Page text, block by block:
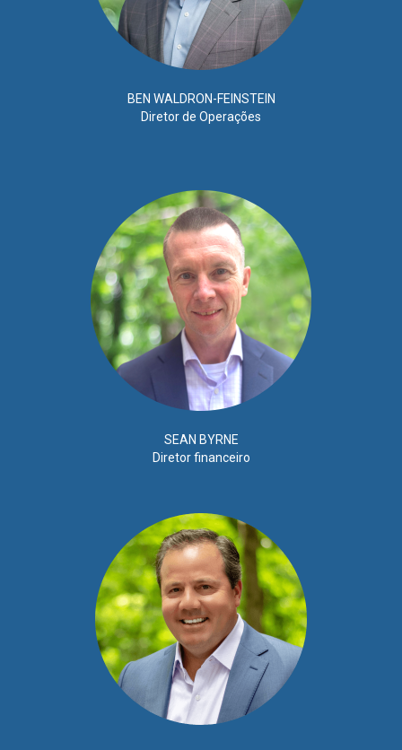
BEN WALDRON-FEINSTEIN
Diretor de Operações
SEAN BYRNE
Diretor financeiro